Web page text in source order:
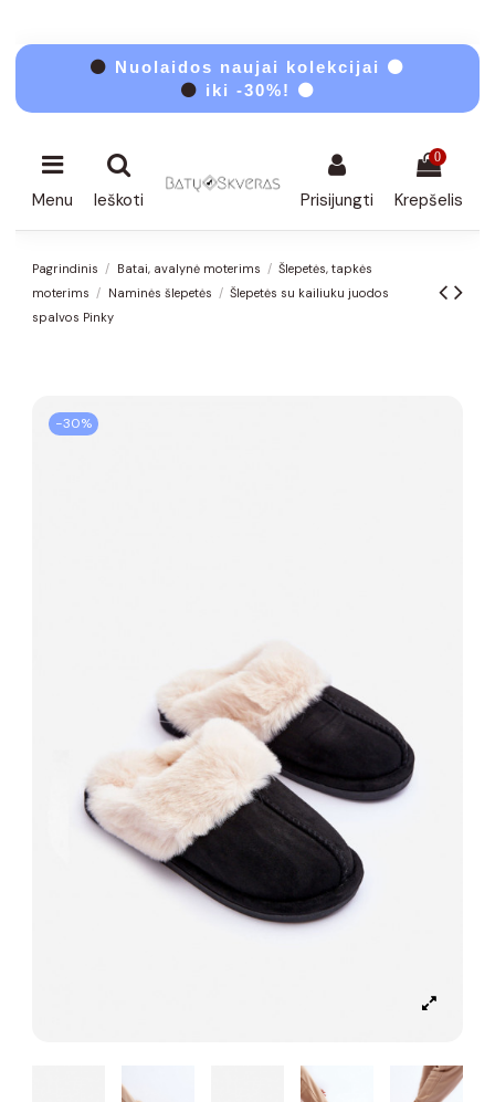
⚫ Nuolaidos naujai kolekcijai ⚫
⚫ iki -30%! ⚫
Menu Ieškoti Prisijungti
0
Krepšelis
Pagrindinis Batai, avalynė moterims
Šlepetės, tapkės
moterims
Naminės šlepetės
Šlepetės su kailiuku juodos
spalvos Pinky
−30%